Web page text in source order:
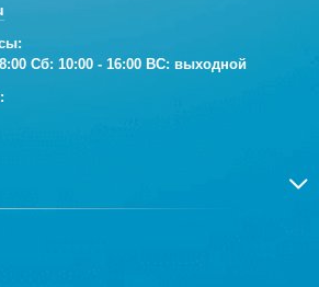
Сб: 10:00 - 16:00 ВС: выходной